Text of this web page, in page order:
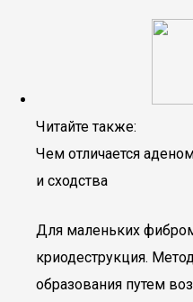
Читайте также:
Чем отличается
и сходства
Для маленьких
криодеструкция.
образования путем